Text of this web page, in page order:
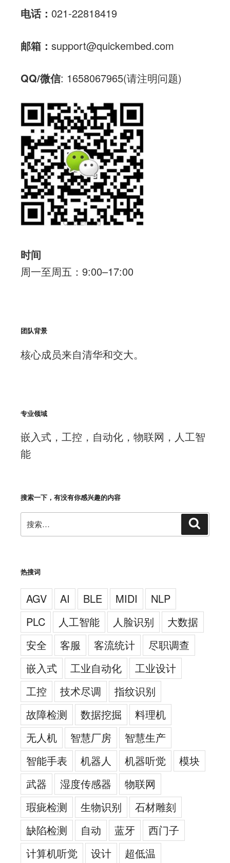
电话： 021-22818419
邮箱： support@quickembed.com
QQ/微信: 1658067965(请注明问题)
时间
周一至周五：9:00–17:00
团队背景
核心成员来自清华和交大。
专业领域
嵌入式，工控，自动化，物联网，人工智
能
搜索一下，有没有你感兴趣的内容
搜
索：
热搜词
AGV AI BLE MIDI
NLP
PLC
人工智能 人脸识别
大数据
安全
客服 客流统计
尽职调查
嵌入式
工业自动化
工业设计
工控
技术尽调
指纹识别
故障检测
数据挖掘
料理机
无人机
智慧厂房
智慧生产
智能手表
机器人 机器听觉
模块
武器
湿度传感器
物联网
瑕疵检测
生物识别
石材雕刻
缺陷检测
自动 蓝牙
西门子
计算机听觉
设计 超低温